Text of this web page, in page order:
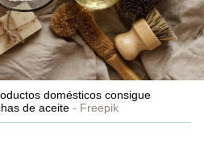
domésticos consigue
de aceite
Freepik